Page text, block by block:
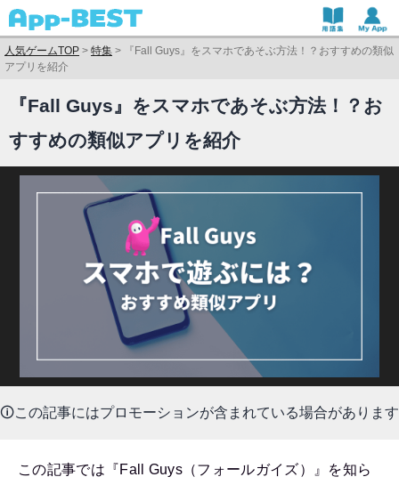
人気ゲームTOP > 特集 >
『Fall Guys』をスマホであそぶ方法！？おすすめの類似
アプリを紹介
『Fall Guys』をスマホであそぶ方法！？お
すすめの類似アプリを紹介
🛈この記事にはプロモーションが含まれている場合があります
この記事では『Fall Guys（フォールガイズ）』を知ら